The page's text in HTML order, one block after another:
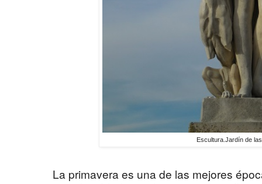
Escultura.Jardín de
La primavera es una de las mejores